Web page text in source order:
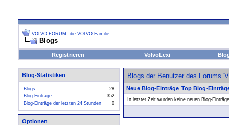
VOLVO-FORUM -die VOLVO-Familie-
Blogs
Registrieren VolvoLexi
Blogs der Benutzer des Forums
Neue Blog-Einträge Top Blog-
In letzter Zeit wurden keine neuen Blog-
Blog-Statistiken
Blogs
28
Blog-Einträge
352
Blog-Einträge der letzten 24 Stunden
0
Optionen